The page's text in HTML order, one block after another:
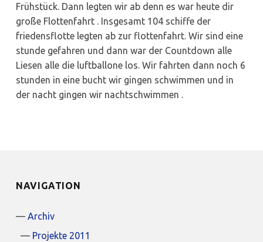
Frühstück. Dann legten wir ab denn es war heute dir
große Flottenfahrt . Insgesamt 104 schiffe der
friedensflotte legten ab zur flottenfahrt. Wir sind eine
stunde gefahren und dann war der Countdown alle
Liesen alle die luftballone los. Wir fahrten dann noch 6
stunden in eine bucht wir gingen schwimmen und in
der nacht gingen wir nachtschwimmen .
NAVIGATION
Archiv
Projekte 2011